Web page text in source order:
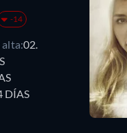
-14
alta:02.
DÍAS